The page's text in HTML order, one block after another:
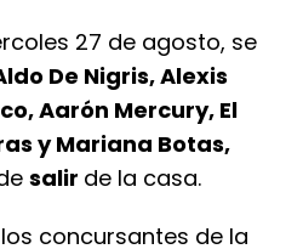
27 de agosto, se
De Nigris, Alexis
Aarón Mercury, El
y Mariana Botas,
salir de la casa.
concursantes de la